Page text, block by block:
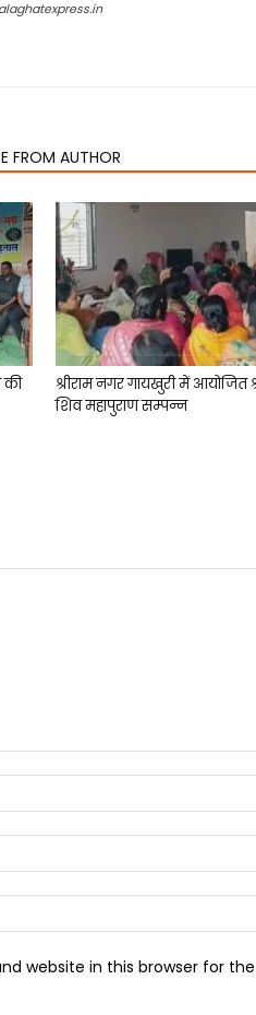
FROM AUTHOR
की
श्रीराम नगर गायखुरी में आयोजित
शिव महापुराण सम्पन्न
website in this browser for